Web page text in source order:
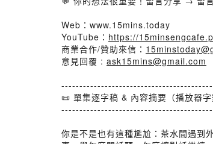
Web：www.15mins.today
YouTube： https://
商業合作/贊助來信：
意見回覆 : ask15mins@gmail.com
📜 單集逐字稿 & 內容摘要（播放器
你是不是也有這種尷尬：茶水間遇